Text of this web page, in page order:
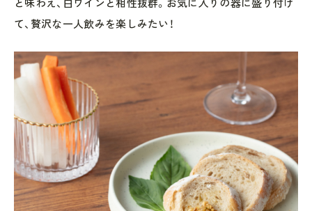
て、贅沢な一人飲みを楽しみたい！